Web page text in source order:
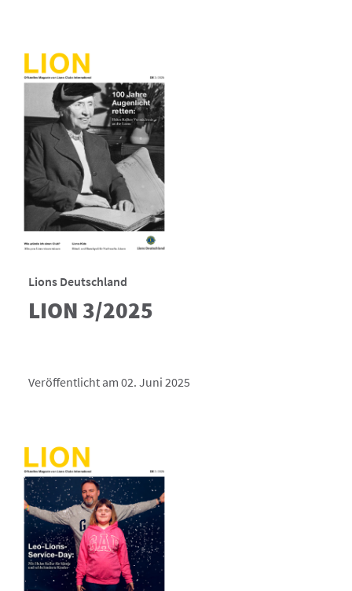
Lions Deutschland
LION 3/2025
Veröffentlicht am 02. Juni 2025